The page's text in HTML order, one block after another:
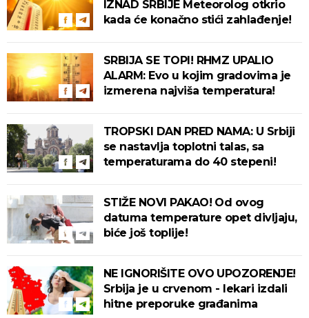
IZNAD SRBIJE Meteorolog otkrio
kada će konačno stići zahlađenje!
SRBIJA SE TOPI! RHMZ UPALIO
ALARM: Evo u kojim gradovima je
izmerena najviša temperatura!
TROPSKI DAN PRED NAMA: U Srbiji
se nastavlja toplotni talas, sa
temperaturama do 40 stepeni!
STIŽE NOVI PAKAO! Od ovog
datuma temperature opet divljaju,
biće još toplije!
NE IGNORIŠITE OVO UPOZORENJE!
Srbija je u crvenom - lekari izdali
hitne preporuke građanima